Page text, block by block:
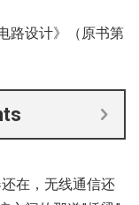
在，无线通信还